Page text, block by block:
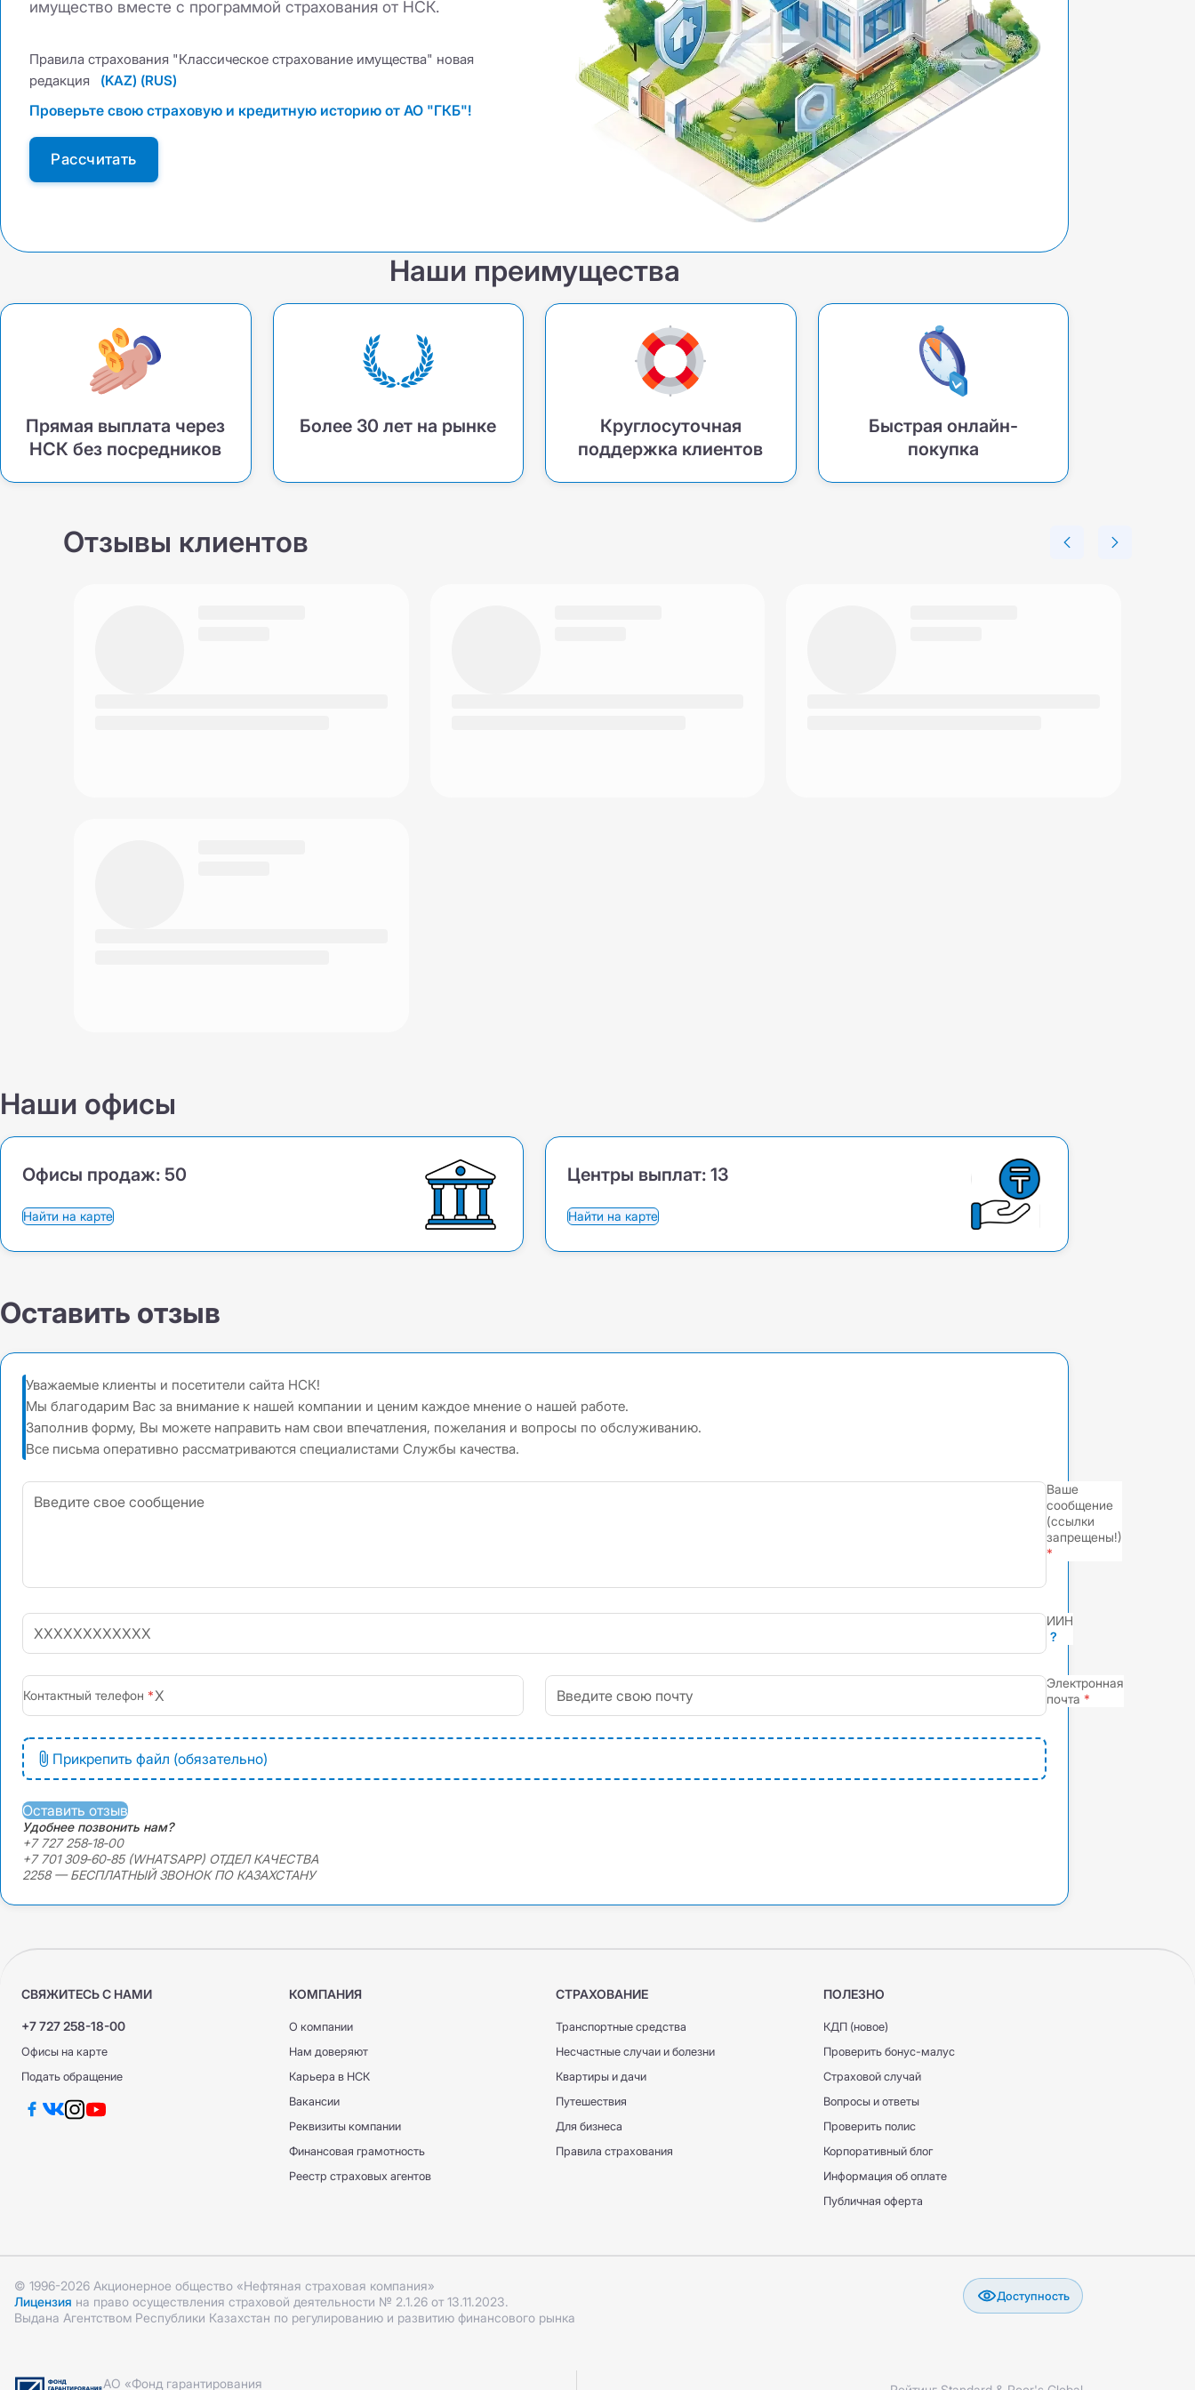
ДС ГПО ВАТ
КАСКО +
ДС ГПО ВАТ
КАСКО Optimum
ОС ГПО ППП
имущество вместе с программой страхования от НСК.
Правила страхования "Классическое страхование имущества" новая
редакция
(KAZ) (RUS)
Проверьте свою страховую и кредитную историю от АО "ГКБ"!
Рассчитать
Наши преимущества
Прямая выплата через
НСК без посредников
Более 30 лет на рынке
Круглосуточная
поддержка клиентов
Быстрая онлайн-
покупка
Отзывы клиентов
Наши офисы
Офисы продаж: 50
Найти на карте
Центры выплат: 13
Найти на карте
Оставить отзыв
Уважаемые клиенты и посетители сайта НСК!
Мы благодарим Вас за внимание к нашей компании и ценим каждое мнение о нашей работе.
Заполнив форму, Вы можете направить нам свои впечатления, пожелания и вопросы по обслуживанию.
Все письма оперативно рассматриваются специалистами Службы качества.
Ваше
сообщение
(ссылки
запрещены!)
ИИН
?
+7
Контактный телефон
Электронная
почта
Прикрепить файл (обязательно)
Оставить отзыв
Удобнее позвонить нам?
+7 727 258‑18‑00
+7 701 309‑60‑85 (WHATSAPP) ОТДЕЛ КАЧЕСТВА
2258 — БЕСПЛАТНЫЙ ЗВОНОК ПО КАЗАХСТАНУ
СВЯЖИТЕСЬ С НАМИ
+7 727 258-18-00
Офисы на карте
Подать обращение
КОМПАНИЯ
О компании
Нам доверяют
Карьера в НСК
Вакансии
Реквизиты компании
Финансовая грамотность
Реестр страховых агентов
СТРАХОВАНИЕ
Транспортные средства
Несчастные случаи и болезни
Квартиры и дачи
Путешествия
Для бизнеса
Правила страхования
ПОЛЕЗНО
КДП (новое)
Проверить бонус-малус
Страховой случай
Вопросы и ответы
Проверить полис
Корпоративный блог
Информация об оплате
Публичная оферта
© 1996-2026 Акционерное общество «Нефтяная страховая компания»
Лицензия на право осуществления страховой деятельности № 2.1.26 от 13.11.2023.
Выдана Агентством Республики Казахстан по регулированию и развитию финансового рынка
Доступность
АО «Фонд гарантирования